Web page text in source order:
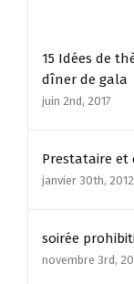
15 Idées de
dîner de gala
juin 2nd, 2017
Prestataire et
janvier 30th, 2012
soirée
novembre 3rd,